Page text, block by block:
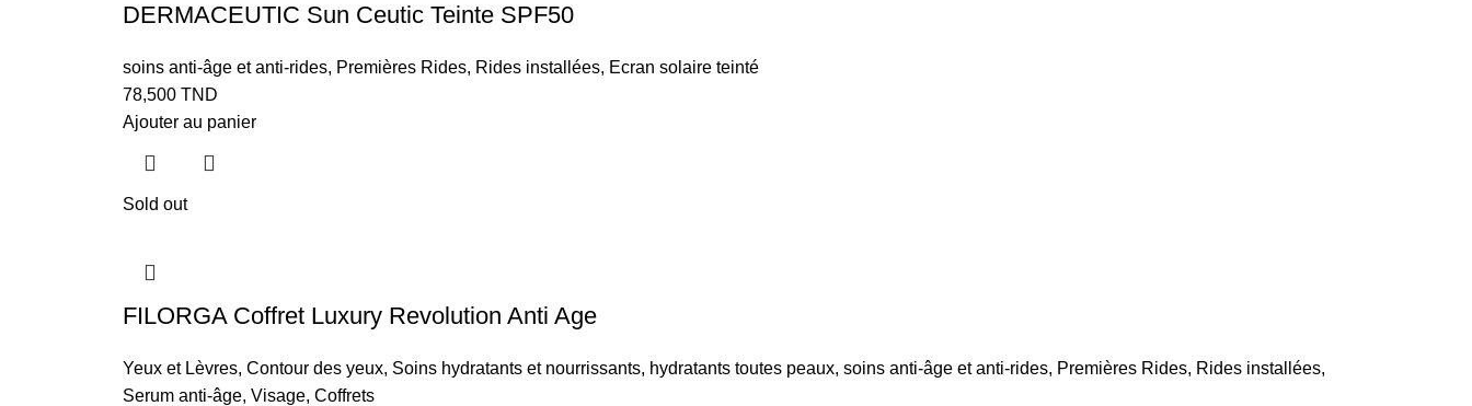
DERMACEUTIC Sun Ceutic Teinte SPF50
soins anti-âge et anti-rides, Premières Rides, Rides installées, Ecran solaire teinté
78,500 TND
Ajouter au panier
Sold out
FILORGA Coffret Luxury Revolution Anti Age
Yeux et Lèvres, Contour des yeux, Soins hydratants et nourrissants, hydratants toutes peaux, soins anti-âge et anti-rides, Premières Rides, Rides installées,
Serum anti-âge, Visage, Coffrets